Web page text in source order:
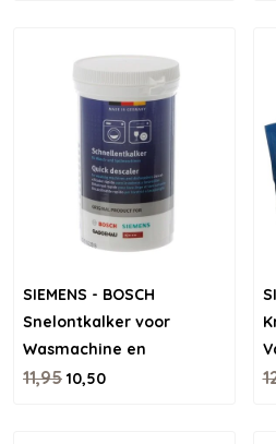
SIEMENS - BOSCH
Snelontkalker voor
Wasmachine en
Vaatwasser
11,95 10,50